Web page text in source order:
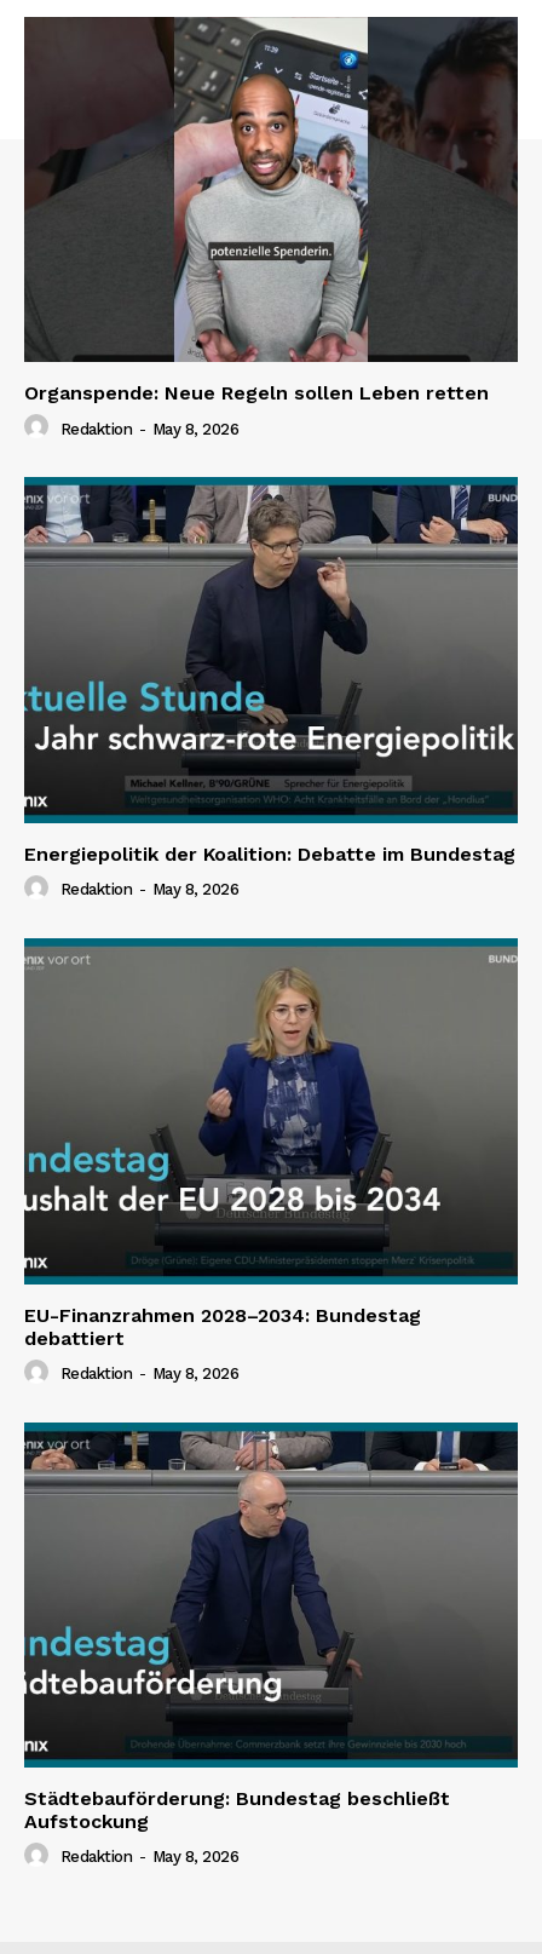
Organspende: Neue Regeln sollen Leben retten
Redaktion - May 8, 2026
Energiepolitik der Koalition: Debatte im Bundestag
Redaktion - May 8, 2026
EU-Finanzrahmen 2028–2034: Bundestag
debattiert
Redaktion - May 8, 2026
Städtebauförderung: Bundestag beschließt
Aufstockung
Redaktion - May 8, 2026